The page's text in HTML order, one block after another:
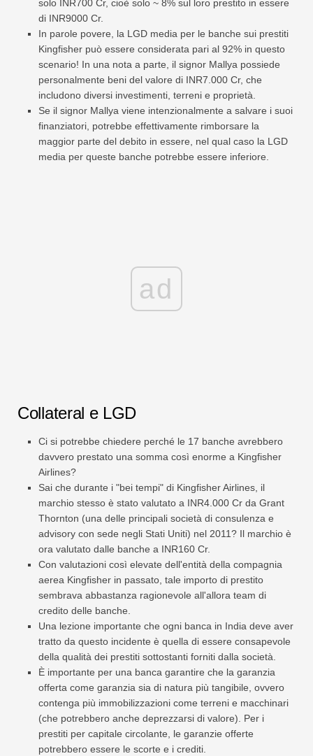
solo INR700 Cr, cioè solo ~ 8% sul loro prestito in essere
di INR9000 Cr.
In parole povere, la LGD media per le banche sui prestiti
Kingfisher può essere considerata pari al 92% in questo
scenario! In una nota a parte, il signor Mallya possiede
personalmente beni del valore di INR7.000 Cr, che
includono diversi investimenti, terreni e proprietà.
Se il signor Mallya viene intenzionalmente a salvare i suoi
finanziatori, potrebbe effettivamente rimborsare la
maggior parte del debito in essere, nel qual caso la LGD
media per queste banche potrebbe essere inferiore.
ad
Collateral e LGD
Ci si potrebbe chiedere perché le 17 banche avrebbero
davvero prestato una somma così enorme a Kingfisher
Airlines?
Sai che durante i "bei tempi" di Kingfisher Airlines, il
marchio stesso è stato valutato a INR4.000 Cr da Grant
Thornton (una delle principali società di consulenza e
advisory con sede negli Stati Uniti) nel 2011? Il marchio è
ora valutato dalle banche a INR160 Cr.
Con valutazioni così elevate dell'entità della compagnia
aerea Kingfisher in passato, tale importo di prestito
sembrava abbastanza ragionevole all'allora team di
credito delle banche.
Una lezione importante che ogni banca in India deve aver
tratto da questo incidente è quella di essere consapevole
della qualità dei prestiti sottostanti forniti dalla società.
È importante per una banca garantire che la garanzia
offerta come garanzia sia di natura più tangibile, ovvero
contenga più immobilizzazioni come terreni e macchinari
(che potrebbero anche deprezzarsi di valore). Per i
prestiti per capitale circolante, le garanzie offerte
potrebbero essere le scorte e i crediti.